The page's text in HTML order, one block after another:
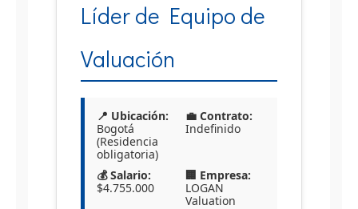
Líder de Equipo de
Valuación
📍 Ubicación:
Bogotá
(Residencia
obligatoria)
💼 Contrato:
Indefinido
💰 Salario:
$4.755.000
🏢 Empresa:
LOGAN
Valuation